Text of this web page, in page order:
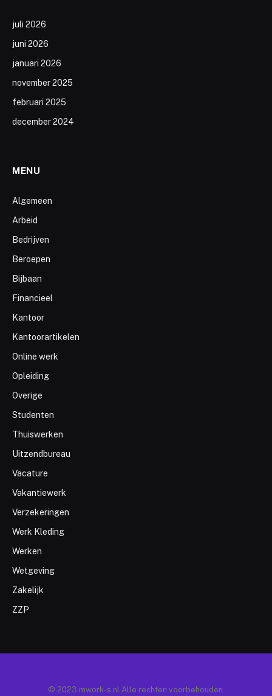
juli 2026
juni 2026
januari 2026
november 2025
februari 2025
december 2024
MENU
Algemeen
Arbeid
Bedrijven
Beroepen
Bijbaan
Financieel
Kantoor
Kantoorartikelen
Online werk
Opleiding
Overige
Studenten
Thuiswerken
Uitzendbureau
Vacature
Vakantiewerk
Verzekeringen
Werk Kleding
Werken
Wetgeving
Zakelijk
ZZP
© 2023 mwork-s.nl Alle rechten voorbehouden.